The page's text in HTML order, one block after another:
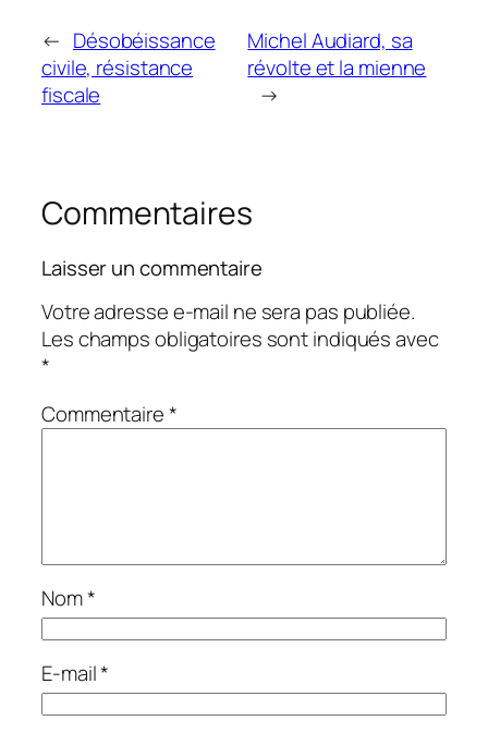
← Désobéissance
civile, résistance
fiscale
Michel Audiard, sa
révolte et la mienne
→
Commentaires
Laisser un commentaire
Votre adresse e-mail ne sera pas publiée.
Les champs obligatoires sont indiqués avec
*
Commentaire*
Nom*
E-mail*